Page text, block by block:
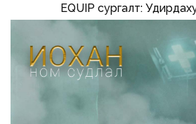
EQUIP сургалт: